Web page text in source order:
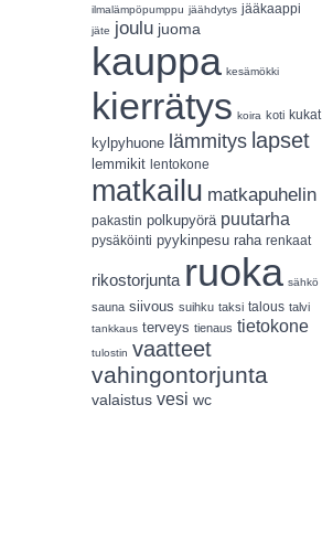
ilmalämpöpumppu jäähdytys jääkaappi
jäte joulu juoma
kauppa kesämökki
kierrätys koira koti kukat
kylpyhuone lämmitys lapset
lemmikit lentokone
matkailu matkapuhelin
pakastin polkupyörä puutarha
pysäköinti pyykinpesu raha renkaat
rikostorjunta ruoka sähkö
sauna siivous suihku taksi talous talvi
tankkaus terveys tienaus tietokone
tulostin vaatteet
vahingontorjunta
valaistus vesi wc